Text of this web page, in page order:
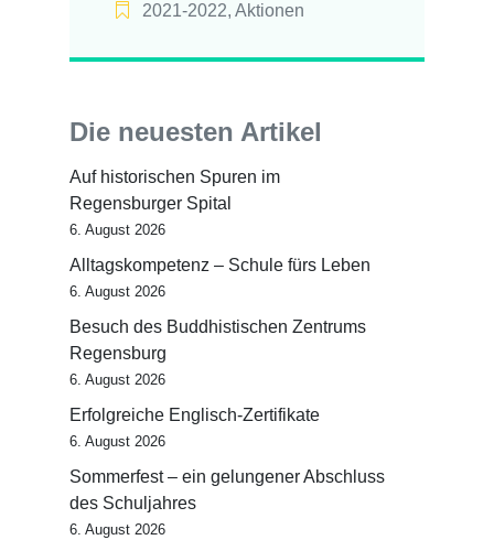
2021-2022, Aktionen
Die neuesten Artikel
Auf historischen Spuren im
Regensburger Spital
6. August 2026
Alltagskompetenz – Schule fürs Leben
6. August 2026
Besuch des Buddhistischen Zentrums
Regensburg
6. August 2026
Erfolgreiche Englisch-Zertifikate
6. August 2026
Sommerfest – ein gelungener Abschluss
des Schuljahres
6. August 2026